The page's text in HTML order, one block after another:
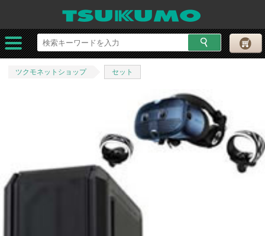
ツクモネットショップ セット